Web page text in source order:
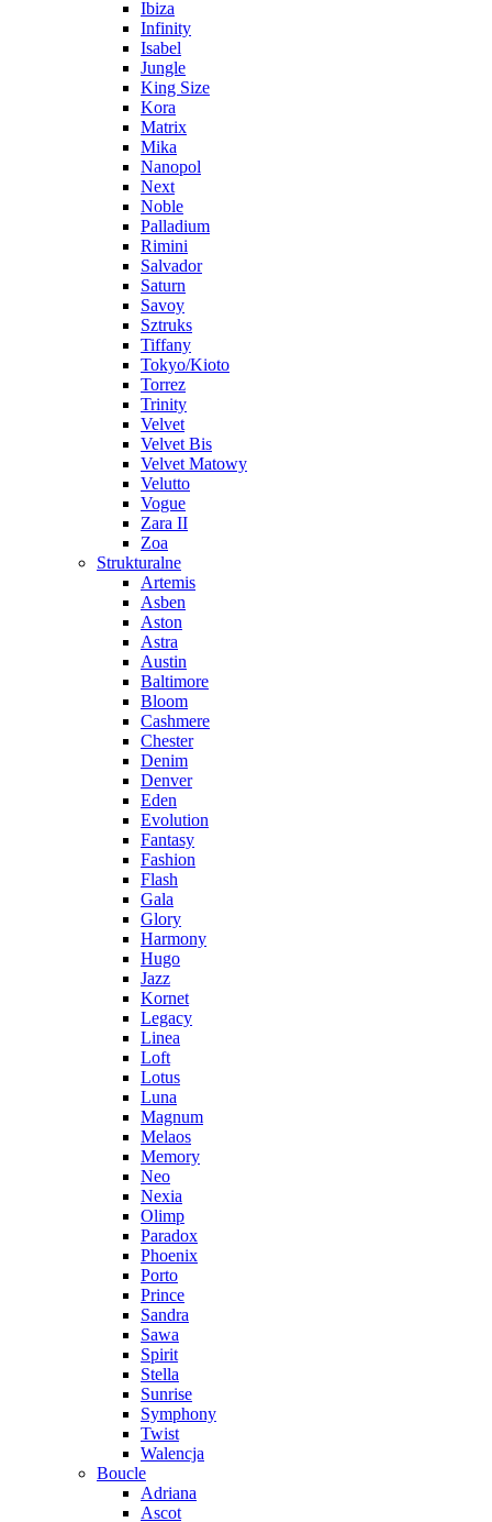
Ibiza
Infinity
Isabel
Jungle
King Size
Kora
Matrix
Mika
Nanopol
Next
Noble
Palladium
Rimini
Salvador
Saturn
Savoy
Sztruks
Tiffany
Tokyo/Kioto
Torrez
Trinity
Velvet
Velvet Bis
Velvet Matowy
Velutto
Vogue
Zara II
Zoa
Strukturalne
Artemis
Asben
Aston
Astra
Austin
Baltimore
Bloom
Cashmere
Chester
Denim
Denver
Eden
Evolution
Fantasy
Fashion
Flash
Gala
Glory
Harmony
Hugo
Jazz
Kornet
Legacy
Linea
Loft
Lotus
Luna
Magnum
Melaos
Memory
Neo
Nexia
Olimp
Paradox
Phoenix
Porto
Prince
Sandra
Sawa
Spirit
Stella
Sunrise
Symphony
Twist
Walencja
Boucle
Adriana
Ascot